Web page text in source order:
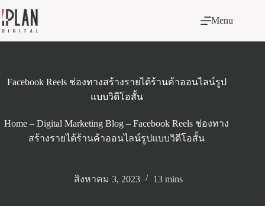
to
content
Menu
Facebook Reels ช่องทางสร้างรายได้ร้านค้าออนไลน์รูป
แบบวิดีโอสั้น
Home –Digital Marketing Blog –Facebook Reels ช่องทาง
สร้างรายได้ร้านค้าออนไลน์รูปแบบวิดีโอสั้น
สิงหาคม 3, 2023 13 mins